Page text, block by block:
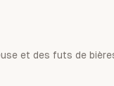
et des futs de